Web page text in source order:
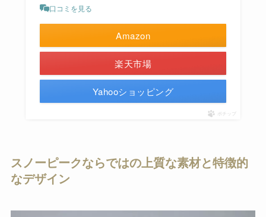
口コミを見る
Amazon
楽天市場
Yahooショッピング
ポチップ
スノーピークならではの上質な素材と特徴的
なデザイン